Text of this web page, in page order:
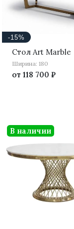
-15%
Стол Art Marble
Ширина: 180
от 118 700 ₽
В наличии